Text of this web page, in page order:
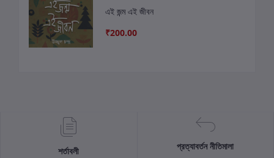
এই জন্ম এই জীবন
₹200.00
শর্তাবলী প্রত্যাবর্তন নীতিমালা